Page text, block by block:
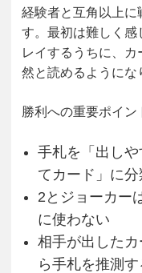
経験者と互角以上
す。最初は難しく
レイするうちに、
然と読めるようにな
勝利への重要ポイン
手札を「出し
てカード」に
2とジョーカー
に使わない
相手が出した
ら手札を推測す